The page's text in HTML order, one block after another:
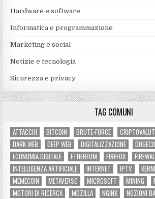
Hardware e software
Informatica e programmazione
Marketing e social
Notizie e tecnologia
Sicurezza e privacy
TAG COMUNI
ATTACCHI BITCOIN BRUTE-FORCE
DARK WEB
DEEP WEB DIGITALIZZAZIONE
ECONOMIA DIGITALE
ETHEREUM FIREFOX
INTELLIGENZA ARTIFICIALE
INTERNET IPTV
MEMECOIN
METAVERSO MICROSOFT MINING
MOTORI DI RICERCA
MOZILLA NGINX NOZIONI